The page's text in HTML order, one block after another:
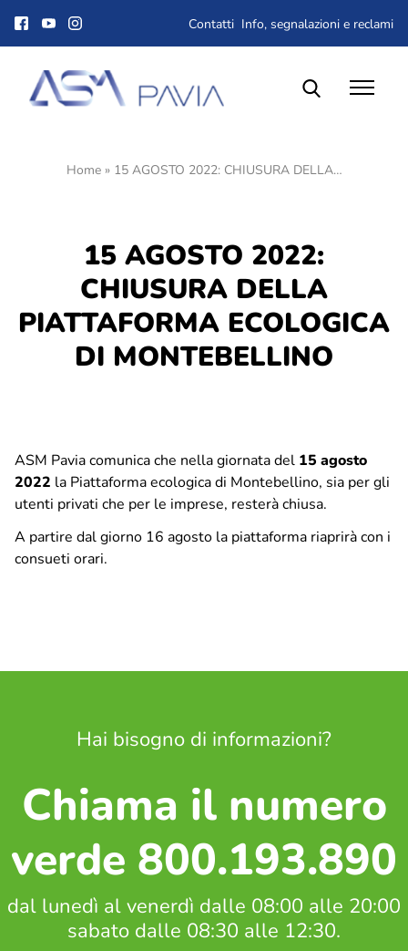
Qualità, ambiente e sicurezza
Gare e Appalti
Albo fornitori
Lavora con noi
Dove siamo
Ciclo idrico integrato
ASM Informa
Comunicati stampa
Comunicazione
Piattaforma Ecologica di Montebellino
Calendario utenze non domestiche – Centro storico e
Zone a sosta regolamentata
Parcheggio Navigli
Parcheggio Oberdan
Parcheggio Flarer
Contatti Info, segnalazioni e reclami
Home» 15 AGOSTO 2022: CHIUSURA DELLA…
15 AGOSTO 2022:
CHIUSURA DELLA
PIATTAFORMA ECOLOGICA
DI MONTEBELLINO
ASM Pavia comunica che nella giornata del 15 agosto
2022 la Piattaforma ecologica di Montebellino, sia per gli
utenti privati che per le imprese, resterà chiusa.
A partire dal giorno 16 agosto la piattaforma riaprirà con i
consueti orari.
Hai bisogno di informazioni?
Chiama il numero
verde 800.193.890
dal lunedì al venerdì dalle 08:00 alle 20:00
sabato dalle 08:30 alle 12:30.